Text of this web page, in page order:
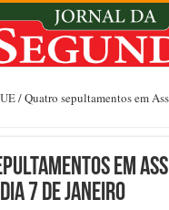
/Quatro sepultamentos em
em
7 de janeiro